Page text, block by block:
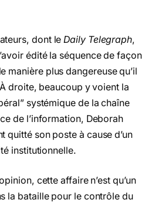
dont le Daily Telegraph,
édité la séquence de façon
manière plus dangereuse qu’il
droite, beaucoup y voient la
systémique de la chaîne
de l’information, Deborah
quitté son poste à cause d’un
institutionnelle.
cette affaire n’est qu’un
la bataille pour le contrôle du